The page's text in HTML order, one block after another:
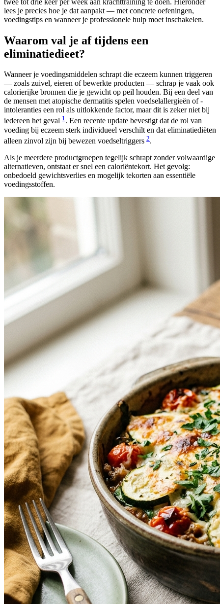
lees je precies hoe je dat aanpakt — met concrete oefeningen,
voedingstips en wanneer je professionele hulp moet inschakelen.
Waarom val je af tijdens een
eliminatiedieet?
Wanneer je voedingsmiddelen schrapt die eczeem kunnen triggeren
— zoals zuivel, eieren of bewerkte producten — schrap je vaak ook
calorierijke bronnen die je gewicht op peil houden. Bij een deel van
de mensen met atopische dermatitis spelen voedselallergieën of -
intoleranties een rol als uitlokkende factor, maar dit is zeker niet bij
iedereen het geval 1. Een recente update bevestigt dat de rol van
voeding bij eczeem sterk individueel verschilt en dat eliminatiediëten
alleen zinvol zijn bij bewezen voedseltriggers 2.
Als je meerdere productgroepen tegelijk schrapt zonder volwaardige
alternatieven, ontstaat er snel een caloriëntekort. Het gevolg:
onbedoeld gewichtsverlies en mogelijk tekorten aan essentiële
voedingsstoffen.